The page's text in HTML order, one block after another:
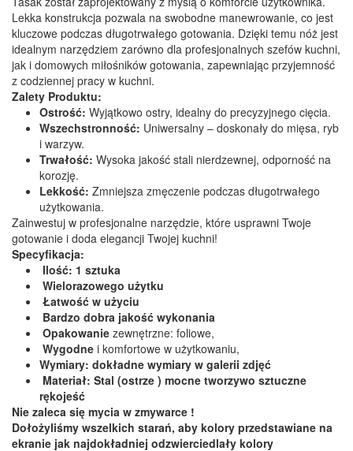
Lekka konstrukcja pozwala na swobodne manewrowanie, co jest
kluczowe podczas długotrwałego gotowania. Dzięki temu nóż jest
idealnym narzędziem zarówno dla profesjonalnych szefów kuchni,
jak i domowych miłośników gotowania, zapewniając przyjemność
z codziennej pracy w kuchni.
Zalety Produktu:
Ostrość: Wyjątkowo ostry, idealny do precyzyjnego cięcia.
Wszechstronność: Uniwersalny – doskonały do mięsa, ryb
i warzyw.
Trwałość: Wysoka jakość stali nierdzewnej, odporność na
korozję.
Lekkość: Zmniejsza zmęczenie podczas długotrwałego
użytkowania.
Zainwestuj w profesjonalne narzędzie, które usprawni Twoje
gotowanie i doda elegancji Twojej kuchni!
Specyfikacja:
Ilość: 1 sztuka
Wielorazowego użytku
Łatwość w użyciu
Bardzo dobra jakość wykonania
Opakowanie zewnętrzne: foliowe,
Wygodne i komfortowe w użytkowaniu,
Wymiary: dokładne wymiary w galerii zdjęć
Materiał: Stal (ostrze ) mocne tworzywo sztuczne
rękojeść
Nie zaleca się mycia w zmywarce !
Dołożyliśmy wszelkich starań, aby kolory przedstawiane na
ekranie jak najdokładniej odzwierciedlały kolory